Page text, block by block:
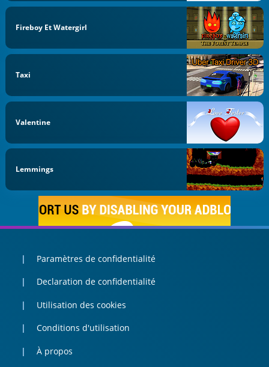
Fireboy Et Watergirl
Taxi
Valentine
Lemmings
Paramètres de confidentialité
Declaration de confidentialité
Utilisation des cookies
Conditions d'utilisation
À propos